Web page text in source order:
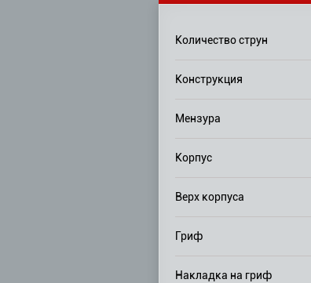
Количество струн
Конструкция
Мензура
Корпус
Верх корпуса
Гриф
Накладка на гриф